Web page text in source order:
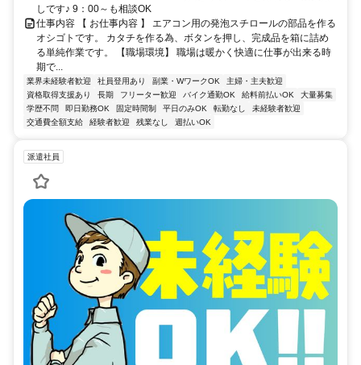
（無料駐車場あり）
しです♪ 9：00～も相談OK
仕事内容 【 お仕事内容 】 エアコン用の発泡スチロールの部品を作る
オシゴトです。 カタチを作る為、ボタンを押し、完成品を箱に詰め
る単純作業です。 【職場環境】 職場は暖かく快適に仕事が出来る時
期で...
業界未経験者歓迎 社員登用あり 副業・WワークOK
主婦・主夫歓迎
資格取得支援あり
長期 フリーター歓迎 バイク通勤OK 給料前払いOK
大量募集
学歴不問
即日勤務OK 固定時間制 平日のみOK 転勤なし
未経験者歓迎
交通費全額支給
経験者歓迎 残業なし 週払いOK
派遣社員